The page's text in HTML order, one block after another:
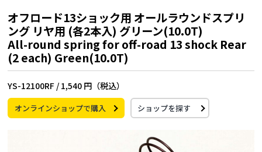
オフロード13ショック用 オールラウンドスプリ
ング リヤ用 (各2本入) グリーン(10.0T)
All-round spring for off-road 13 shock Rear
(2 each) Green(10.0T)
YS-12100RF / 1,540 円（税込）
オンラインショップで購入 ショップを探す